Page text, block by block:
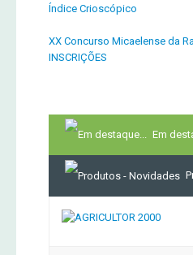
Índice Crioscópico
XX Concurso Micaelense da
INSCRIÇÕES
Em